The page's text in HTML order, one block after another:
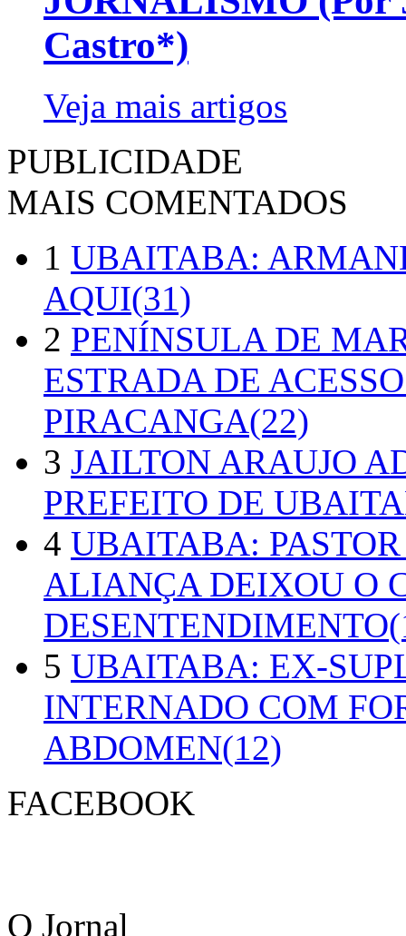
Castro*)
Veja mais artigos
PUBLICIDADE
MAIS COMENTADOS
1 UBAITABA:
AQUI(31)
2 PENÍNSULA DE
ESTRADA DE
PIRACANGA(22)
3 JAILTON ARAUJO
PREFEITO DE
4 UBAITABA:
ALIANÇA DEIXOU O
5 UBAITABA: EX-
INTERNADO COM
ABDOMEN(12)
FACEBOOK
O Jornal